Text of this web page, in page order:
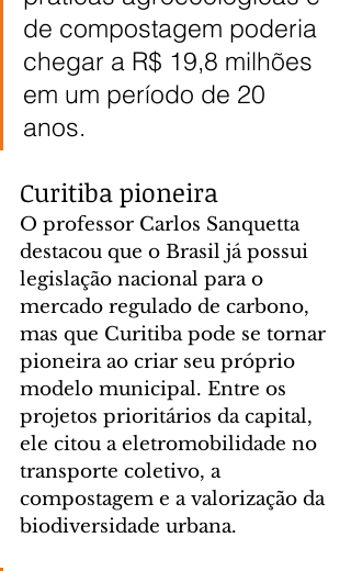
de compostagem poderia
chegar a R$ 19,8 milhões
em um período de 20
anos.
Curitiba pioneira
O professor Carlos Sanquetta
destacou que o Brasil já possui
legislação nacional para o
mercado regulado de carbono,
mas que Curitiba pode se tornar
pioneira ao criar seu próprio
modelo municipal. Entre os
projetos prioritários da capital,
ele citou a eletromobilidade no
transporte coletivo, a
compostagem e a valorização da
biodiversidade urbana.